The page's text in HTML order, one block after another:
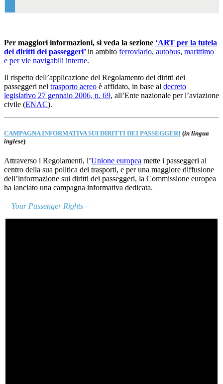
Per maggiori informazioni, si veda la sezione ‘ART per la tutela
dei diritti dei passeggeri’in ambito ferroviario, autobus, marittimo
e per vie navigabili interne.
Il rispetto dell’applicazione del Regolamento dei diritti dei
passeggeri nel trasporto aereo è affidato, in base al decreto
legislativo 27 gennaio 2006, n. 69, all’Ente nazionale per l’aviazione
civile (ENAC).
CAMPAGNA INFORMATIVA SUI DIRITTI DEI PASSEGGERI (in lingua
inglese)
Attraverso i Regolamenti, l’Unione europea mette i passeggeri al
centro della sua politica dei trasporti, e per una maggiore diffusione
dell’informazione sui diritti dei passeggeri, la Commissione europea
ha lanciato una campagna informativa dedicata.
– Your Passenger Rights –